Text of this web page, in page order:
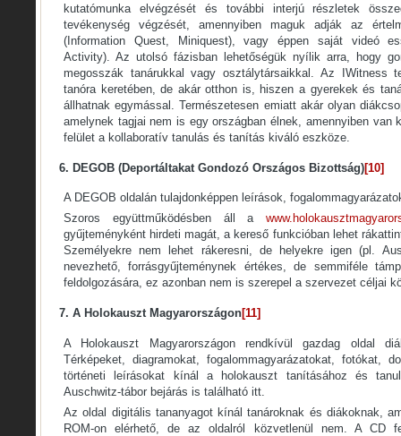
kutatómunka elvégzését és további interjú részletek
tevékenység végzését, amennyiben maguk adják az
(Information Quest, Miniquest), vagy éppen saját videó
Activity). Az utolsó fázisban lehetőségük nyílik arra, hogy
megosszák tanárukkal vagy osztálytársaikkal. Az IWitness
tanóra keretében, de akár otthon is, hiszen a gyerekek és
állhatnak egymással. Természetesen emiatt akár olyan
amelynek tagjai nem is egy országban élnek, amennyiben van
felület a kollaboratív tanulás és tanítás kiváló eszköze.
6. DEGOB (Deportáltakat Gondozó Országos Bizottság)[10]
A DEGOB oldalán tulajdonképpen leírások,
Szoros együttműködésben áll a
gyűjteményként hirdeti magát, a kereső funkcióban lehet
Személyekre nem lehet rákeresni, de helyekre igen (pl.
nevezhető, forrásgyűjteménynek értékes, de semmiféle
feldolgozására, ez azonban nem is szerepel a szervezet céljai
7. A Holokauszt Magyarországon[11]
A Holokauszt Magyarországon rendkívül gazdag oldal
Térképeket, diagramokat, fogalommagyarázatokat, fotókat,
történeti leírásokat kínál a holokauszt tanításához és
Auschwitz-tábor bejárás is található itt.
Az oldal digitális tananyagot kínál tanároknak és diákoknak,
ROM-on elérhető, de az oldalról közvetlenül nem. A CD